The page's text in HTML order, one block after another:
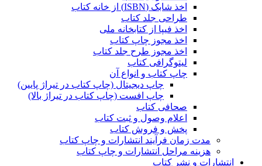
اخذ شابک (ISBN) از خانه کتاب
طراحی جلد کتاب
اخذ فیپا از کتابخانه ملی
اخذ مجوز چاپ کتاب
اخذ مجوز طرح جلد کتاب
لیتوگرافی کتاب
چاپ کتاب و انواع آن
چاپ دیجیتال (چاپ کتاب در تیراژ پایین)
چاپ افست (چاپ کتاب در تیراژ بالا)
صحافی کتاب
اعلام وصول و ثبت کتاب
پخش و فروش کتاب
مدت زمان فرآیند انتشارات و چاپ کتاب
هزینه مراحل انتشارات و چاپ کتاب
انتشارات و نشر کتاب